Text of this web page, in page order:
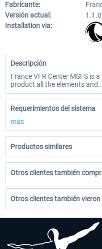
Fabricante:
Versión actual:
1.1.0
Installation via:
Descripción
France VFR Center MSFS is
product all the elements
Requerimientos del sistema
más
Productos similares
Otros clientes también
Otros clientes también vieron